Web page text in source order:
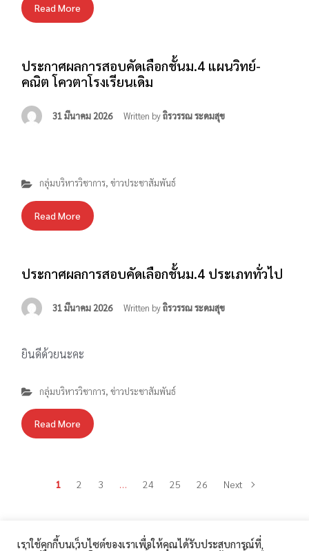
Read More
ประกาศผลการสอบคัดเลือกชั้นม.4 แผนวิทย์-
คณิต โควตาโรงเรียนเดิม
31 มีนาคม 2026 Written byถิรวรรณ ระดมสุข
กลุ่มบริหารวิชาการ, ข่าวประชาสัมพันธ์
Read More
ประกาศผลการสอบคัดเลือกชั้นม.4 ประเภททั่วไป
31 มีนาคม 2026 Written byถิรวรรณ ระดมสุข
ยินดีด้วยนะคะ
กลุ่มบริหารวิชาการ, ข่าวประชาสัมพันธ์
Read More
1 2 3 … 24 25 26 Next
เราใช้คุกกี้บนเว็บไซต์ของเราเพื่อให้คุณได้รับประสบการณ์ที่